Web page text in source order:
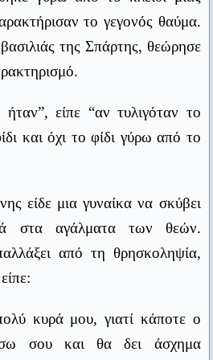
δικτατορίες με τανκ, τη στιγμή
την παιδεία, είναι οικοδομή πάνω
τον άλλο μήνα και του
να εξηγεί μετά γιατί δεν συνέβη.
αν είναι, δεν είναι τόσο κακή,
χρόνια, εξέλιξη που
που είχαν σωθεί από
των θεών. Ο Διαγόρας
να σώσουν και όσους
πολύ περισσότερα
είδε έναν νεαρό να
νεαρέ, γιατί στρέφεις το
της ψυχής σου».
το γεγονός θαύμα.
της Σπάρτης, θεώρησε
είπε “αν τυλιγόταν το
και όχι το φίδι γύρω από το
είδε μια γυναίκα να σκύβει
στα αγάλματα των θεών.
από τη θρησκοληψία,
κυρά μου, γιατί κάποτε ο
σου και θα δει άσχημα